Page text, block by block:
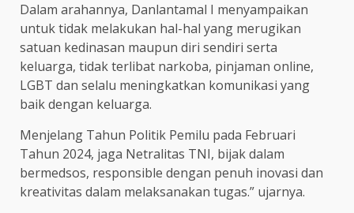
Dalam arahannya, Danlantamal I menyampaikan
untuk tidak melakukan hal-hal yang merugikan
satuan kedinasan maupun diri sendiri serta
keluarga, tidak terlibat narkoba, pinjaman online,
LGBT dan selalu meningkatkan komunikasi yang
baik dengan keluarga.
Menjelang Tahun Politik Pemilu pada Februari
Tahun 2024, jaga Netralitas TNI, bijak dalam
bermedsos, responsible dengan penuh inovasi dan
kreativitas dalam melaksanakan tugas.” ujarnya.